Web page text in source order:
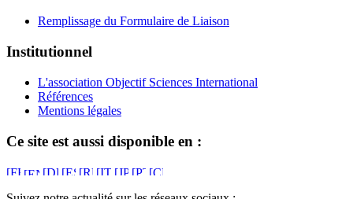
Remplissage du Formulaire de Liaison
Institutionnel
L'association Objectif Sciences International
Références
Mentions légales
Ce site est aussi disponible en :